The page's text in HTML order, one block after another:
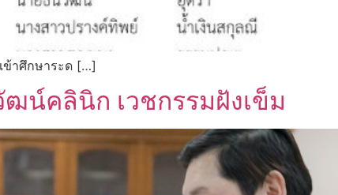
ข้าศึกษาระด […]
คลินิก เวชกรรมฝังเข็ม